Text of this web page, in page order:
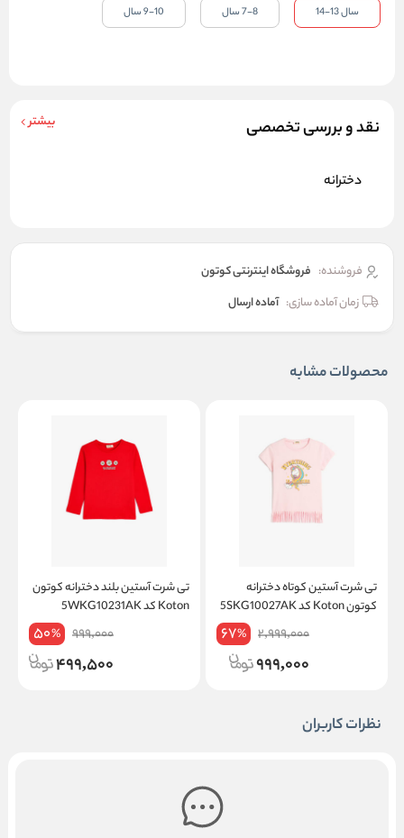
نقد و بررسی تخصصی بیشتر
دخترانه
فروشنده: فروشگاه اینترنتی کوتون
زمان آماده سازی: آماده ارسال
سال 13-14 7-8 سال 9-10 سال
محصولات مشابه
تی شرت آستین کوتاه دخترانه
کوتون Koton کد 5SKG10027AK
2,999,000
67%
999,000
تی شرت آستین بلند دخترانه کوتون
Koton کد 5WKG10231AK
999,000
50%
499,500
نظرات کاربران